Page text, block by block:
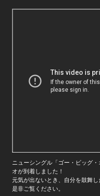
ニューシングル「ゴー・ビッグ
オが到着しました！
元気が出ないとき、自分を鼓舞
是非ご覧ください。